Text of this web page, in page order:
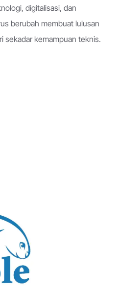
digitalisasi, dan
berubah membuat lulusan
sekadar kemampuan teknis.